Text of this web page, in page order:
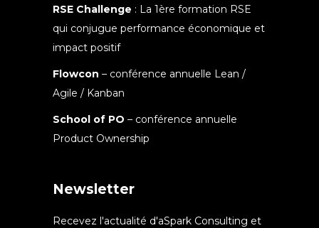
RSE Challenge : La 1ère formation RSE
qui conjugue performance économique et
impact positif
Flowcon – conférence annuelle Lean /
Agile / Kanban
School of PO – conférence annuelle
Product Ownership
Newsletter
Recevez l'actualité d'aSpark Consulting et